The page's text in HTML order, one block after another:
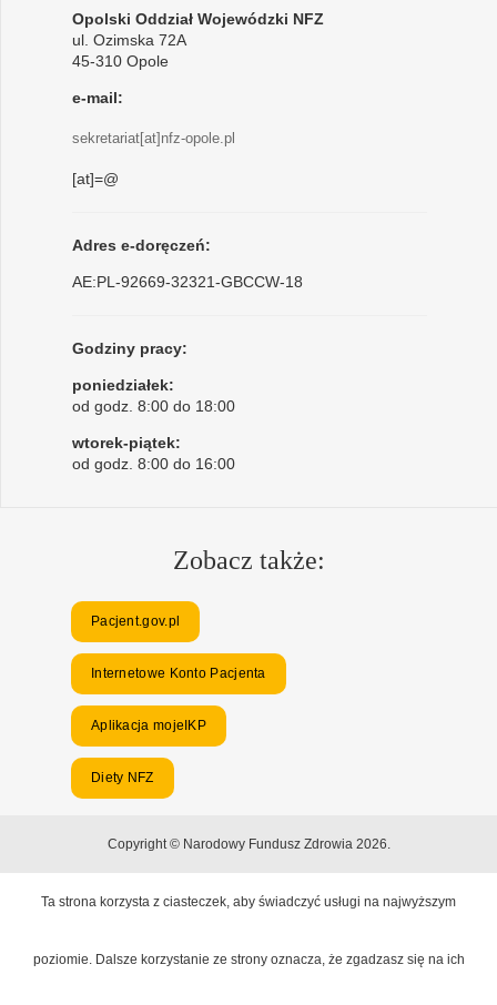
Opolski Oddział Wojewódzki NFZ
ul. Ozimska 72A
45-310 Opole
e-mail:
sekretariat[at]nfz-opole.pl
[at]=@
Adres e-doręczeń:
AE:PL-92669-32321-GBCCW-18
Godziny pracy:
poniedziałek:
od godz. 8:00 do 18:00
wtorek-piątek:
od godz. 8:00 do 16:00
Zobacz także:
Pacjent.gov.pl
Internetowe Konto Pacjenta
Aplikacja mojeIKP
Diety NFZ
Copyright © Narodowy Fundusz Zdrowia 2026.
Ta strona korzysta z ciasteczek, aby świadczyć usługi na najwyższym
poziomie. Dalsze korzystanie ze strony oznacza, że zgadzasz się na ich